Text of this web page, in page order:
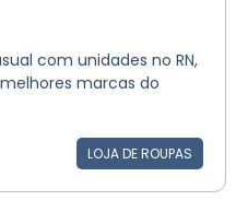
com unidades no RN,
melhores marcas do
LOJA DE ROUPAS